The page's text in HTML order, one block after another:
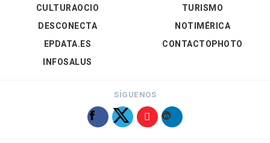
CULTURAOCIO
DESCONECTA
EPDATA.ES
INFOSALUS
TURISMO
NOTIMÉRICA
CONTACTOPHOTO
SÍGUENOS